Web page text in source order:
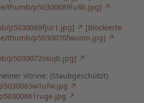
thumb/p50300689lu4b.jpg]
p5030069fjur1.jpg]
[Blockierte
thumb/p5030070fwuom.jpg]
p5030072skujb.jpg]
Vitrine: (Staubgeschützt)